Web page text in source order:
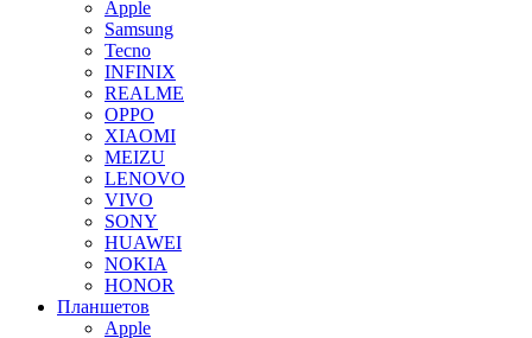
Apple
Samsung
Tecno
INFINIX
REALME
OPPO
XIAOMI
MEIZU
LENOVO
VIVO
SONY
HUAWEI
NOKIA
HONOR
Планшетов
Apple